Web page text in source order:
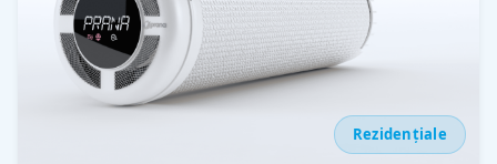
Rezidențiale